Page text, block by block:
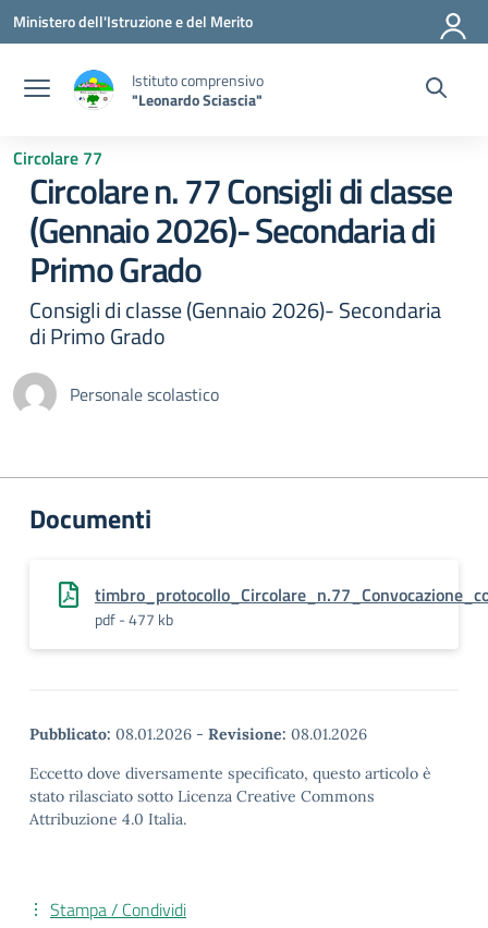
Vai ai contenuti
Vai al menu di navigazione
Vai al footer
Ministero dell'Istruzione e del Merito
Istituto comprensivo
"Leonardo Sciascia"
Circolare 77
Circolare n. 77 Consigli di classe
(Gennaio 2026)- Secondaria di
Primo Grado
Consigli di classe (Gennaio 2026)- Secondaria
di Primo Grado
Personale scolastico
Documenti
pdf - 477 kb
Pubblicato: 08.01.2026 - Revisione: 08.01.2026
Eccetto dove diversamente specificato, questo articolo è
stato rilasciato sotto Licenza Creative Commons
Attribuzione 4.0 Italia.
Stampa / Condividi